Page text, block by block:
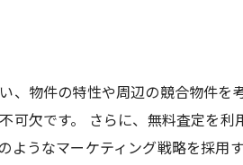
、物件の特性や周辺の競合物件を
可欠です。 さらに、無料査定を利
ようなマーケティング戦略を採用